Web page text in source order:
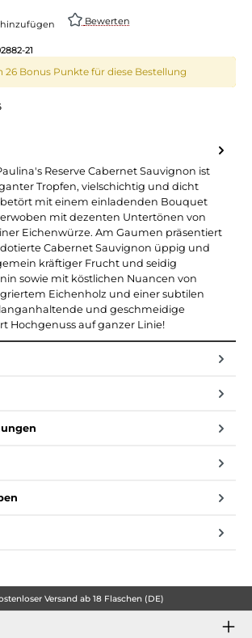
Bewerten
21
26 Bonus Punkte für diese Bestellung
Reserve Cabernet Sauvignon ist
Tropfen, vielschichtig und dicht
mit einem einladenden Bouquet
mit dezenten Untertönen von
Eichenwürze. Am Gaumen präsentiert
Cabernet Sauvignon üppig und
kräftiger Frucht und seidig
sowie mit köstlichen Nuancen von
Eichenholz und einer subtilen
und geschmeidige
Hochgenuss auf ganzer Linie!
Versand ab 18 Flaschen (DE)